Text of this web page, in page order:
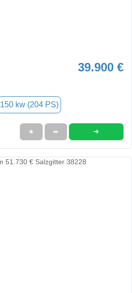
39.900 €
150 kw (204 PS)
★ ➦ ➜